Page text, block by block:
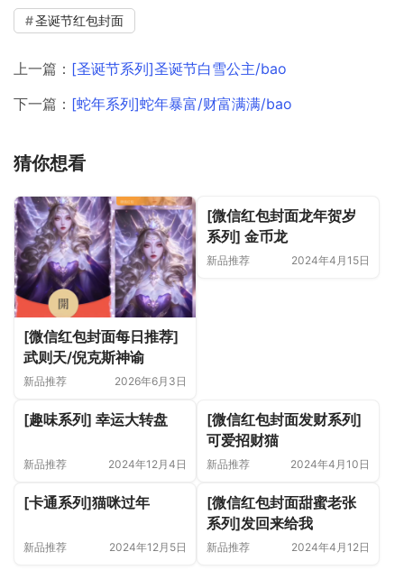
圣诞节红包封面
上一篇： [圣诞节系列]圣诞节白雪公主/bao
下一篇： [蛇年系列]蛇年暴富/财富满满/bao
猜你想看
[微信红包封面每日推荐]
武则天/倪克斯神谕
新品推荐 2026年6月3日
[微信红包封面龙年贺岁
系列] 金币龙
新品推荐 2024年4月15日
[趣味系列] 幸运大转盘
新品推荐 2024年12月4日
[微信红包封面发财系列]
可爱招财猫
新品推荐 2024年4月10日
[卡通系列]猫咪过年
新品推荐 2024年12月5日
[微信红包封面甜蜜老张
系列]发回来给我
新品推荐 2024年4月12日